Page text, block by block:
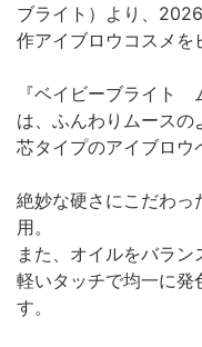
ブライト）より、
作アイブロウコスメを
『ベイビーブライト
は、ふんわりムース
芯タイプのアイブロウ
絶妙な硬さにこだわっ
用。
また、オイルをバラン
軽いタッチで均一に発
す。